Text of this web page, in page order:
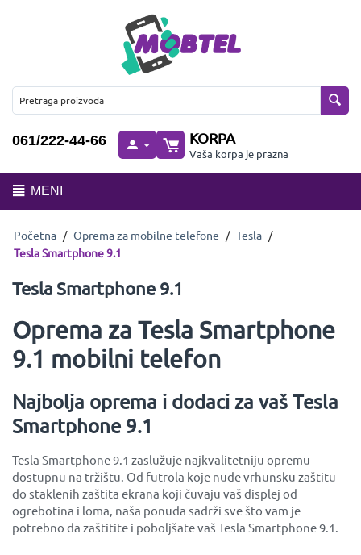
061/222-44-66 KORPA
Vaša korpa je prazna
MENI
Početna / Oprema za mobilne telefone / Tesla /
Tesla Smartphone 9.1
Tesla Smartphone 9.1
Oprema za Tesla Smartphone
9.1 mobilni telefon
Najbolja oprema i dodaci za vaš Tesla
Smartphone 9.1
Tesla Smartphone 9.1 zaslužuje najkvalitetniju opremu
dostupnu na tržištu. Od futrola koje nude vrhunsku zaštitu
do staklenih zaštita ekrana koji čuvaju vaš displej od
ogrebotina i loma, naša ponuda sadrži sve što vam je
potrebno da zaštitite i poboljšate vaš Tesla Smartphone 9.1.